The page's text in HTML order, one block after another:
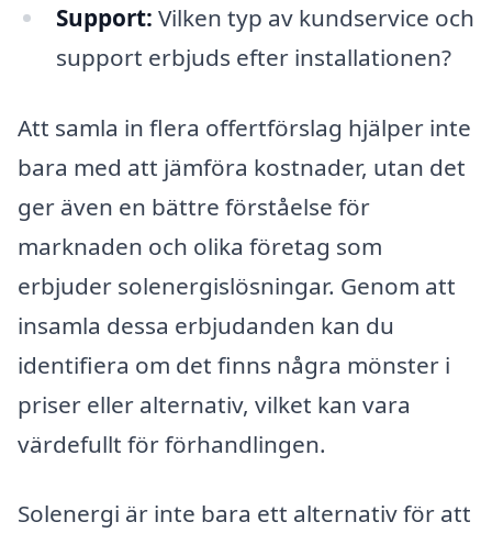
Support: Vilken typ av kundservice och
support erbjuds efter installationen?
Att samla in flera offertförslag hjälper inte
bara med att jämföra kostnader, utan det
ger även en bättre förståelse för
marknaden och olika företag som
erbjuder solenergislösningar. Genom att
insamla dessa erbjudanden kan du
identifiera om det finns några mönster i
priser eller alternativ, vilket kan vara
värdefullt för förhandlingen.
Solenergi är inte bara ett alternativ för att